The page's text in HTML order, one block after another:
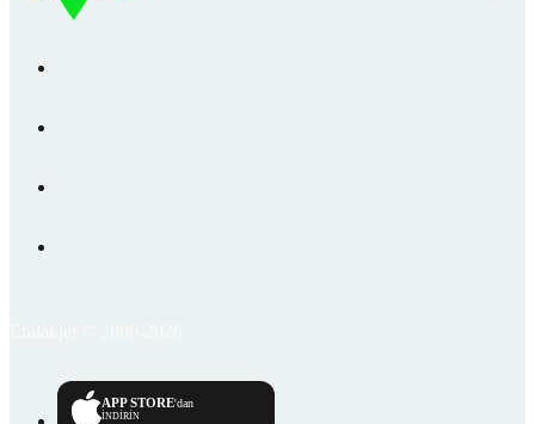
APP STORE'dan
İNDİRİN